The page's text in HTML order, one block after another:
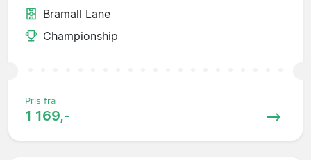
Bramall Lane
Championship
Pris fra
1 169,-